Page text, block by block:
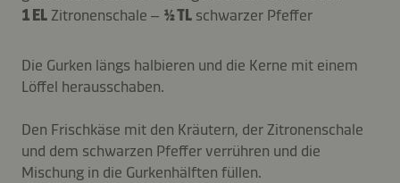
1 EL Zitronenschale – ½ TL schwarzer Pfeffer
Die Gurken längs halbieren und die Kerne mit einem
Löffel herausschaben.
Den Frischkäse mit den Kräutern, der Zitronenschale
und dem schwarzen Pfeffer verrühren und die
Mischung in die Gurkenhälften füllen.